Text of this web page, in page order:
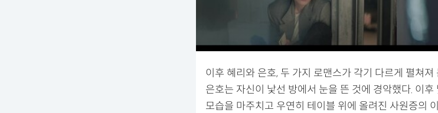
이후 혜리와 은호, 두 가지 로맨스가 각기 다르게 펼쳐
은호는 자신이 낯선 방에서 눈을 뜬 것에 경악했다. 이
모습을 마주치고 우연히 테이블 위에 올려진 사원증의